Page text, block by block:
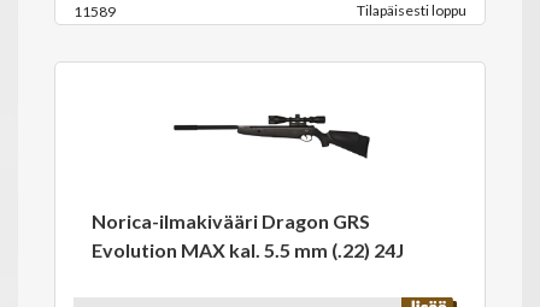
11589 Tilapäisesti loppu
Norica-ilmakivääri Dragon GRS
Evolution MAX kal. 5.5 mm (.22) 24J